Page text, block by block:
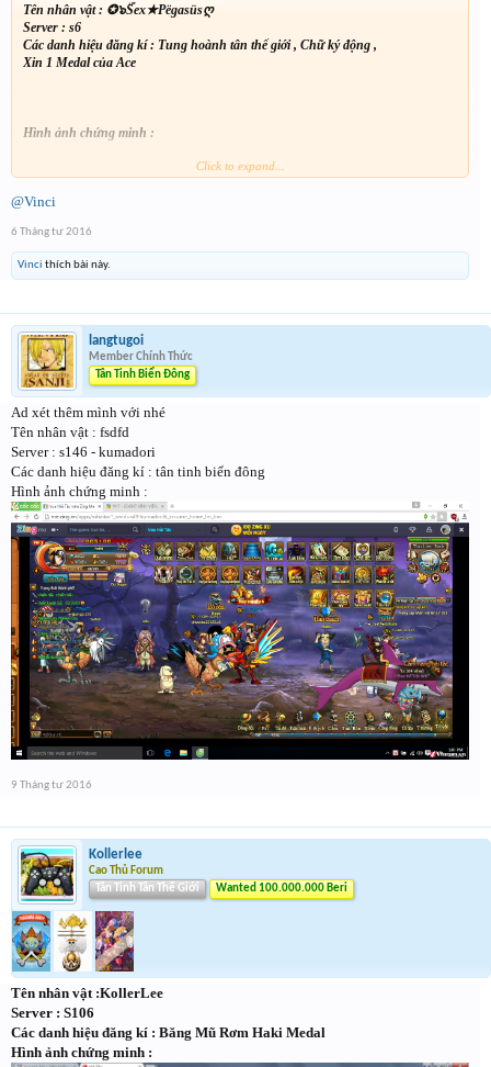
Tên nhân vật : ✪๖ۜSex★Pëgasüsღ
Server : s6
Các danh hiệu đăng kí : Tung hoành tân thế giới , Chữ ký động ,
Xin 1 Medal của Ace
Hình ảnh chứng minh :
Click to expand...
@Vinci
6 Tháng tư 2016
Vinci thích bài này.
langtugoi
Member Chính Thức
Tân Tinh Biển Đông
Ad xét thêm mình với nhé
Tên nhân vật : fsdfd
Server : s146 - kumadori
Các danh hiệu đăng kí : tân tinh biển đông
Hình ảnh chứng minh :
9 Tháng tư 2016
Kollerlee
Cao Thủ Forum
Tân Tinh Tân Thế Giới
Wanted 100.000.000 Beri
Tên nhân vật :KollerLee
Server : S106
Các danh hiệu đăng kí : Băng Mũ Rơm Haki Medal
Hình ảnh chứng minh :